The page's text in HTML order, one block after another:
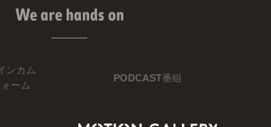
We are hands on
ンカム
ーム
PODCAST番組